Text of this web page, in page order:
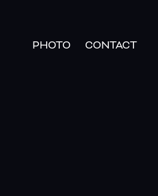
PHOTO CONTACT